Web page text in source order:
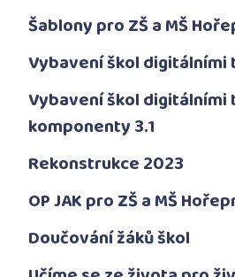
Šablony pro ZŠ a MŠ
Vybavení škol
Vybavení škol
komponenty 3.1
Rekonstrukce 2023
OP JAK pro ZŠ a MŠ
Doučování žáků škol